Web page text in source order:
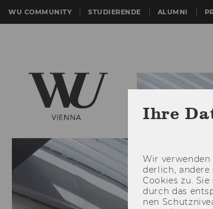
WU COMMUNITY STUDIERENDE ALUMNI
Ihre
Wir
der­lich, an­de­re
Coo­kies zu.
durch das
nen